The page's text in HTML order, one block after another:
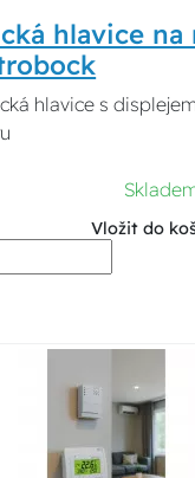
hlavice na
hlavice s
Vložit do